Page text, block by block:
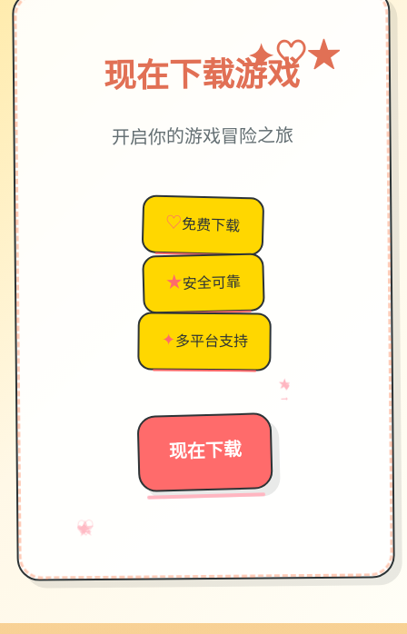
现在下载游戏
✦♡★
开启你的游戏冒险之旅
♡免费下载
★安全可靠
✦多平台支持
现在下载
→
♥
★
✧
♡
★
♥
→
✦